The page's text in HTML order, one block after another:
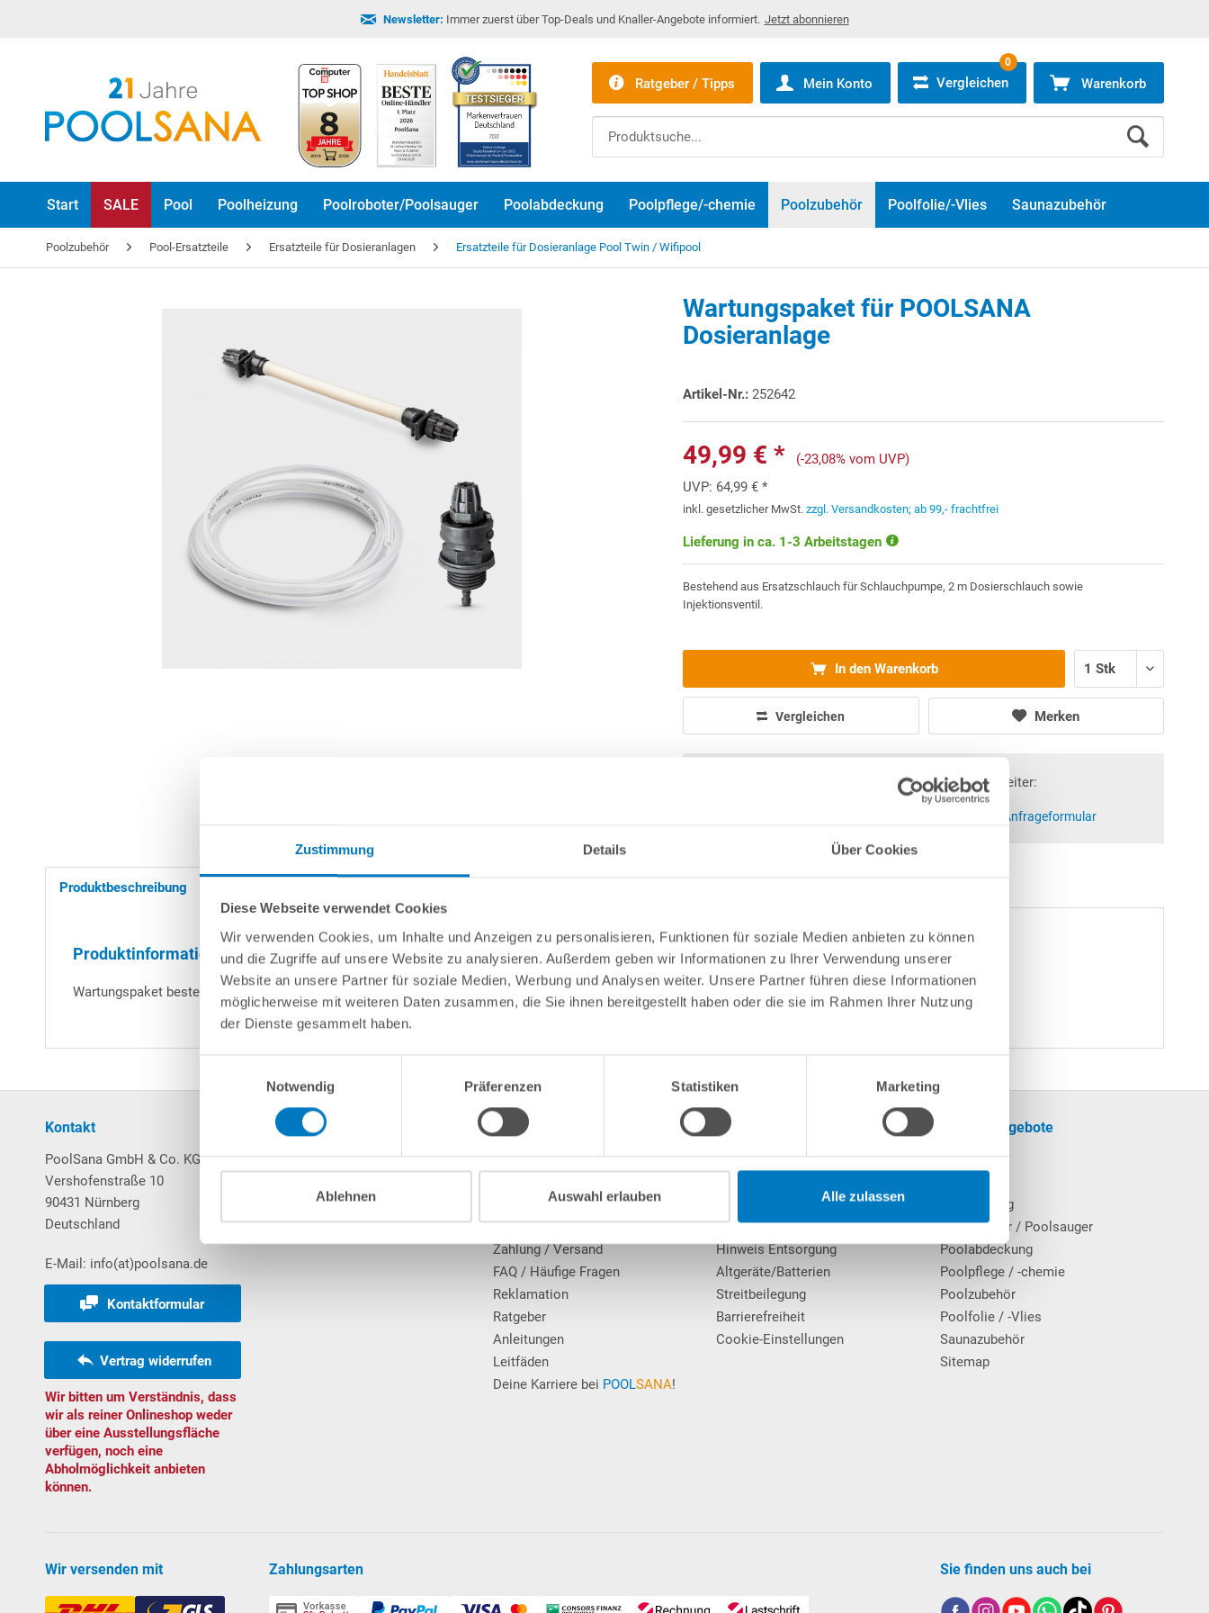
Zustimmung Details Über Cookies
Diese Webseite verwendet Cookies
Wir verwenden Cookies, um Inhalte und Anzeigen zu personalisieren, Funktionen für soziale Medien anbieten zu können
und die Zugriffe auf unsere Website zu analysieren. Außerdem geben wir Informationen zu Ihrer Verwendung unserer
Website an unsere Partner für soziale Medien, Werbung und Analysen weiter. Unsere Partner führen diese Informationen
möglicherweise mit weiteren Daten zusammen, die Sie ihnen bereitgestellt haben oder die sie im Rahmen Ihrer Nutzung
der Dienste gesammelt haben.
Notwendig
Präferenzen Statistiken Marketing
Ablehnen Auswahl erlauben Alle zulassen
Newsletter: Immer zuerst über Top-Deals und Knaller-Angebote informiert. Jetzt abonnieren
Ratgeber / Tipps Mein Konto Vergleichen
0
Warenkorb
Start SALE Pool Poolheizung Poolroboter/Poolsauger Poolabdeckung Poolpflege/-chemie Poolzubehör Poolfolie/-Vlies Saunazubehör
Poolzubehör Pool-Ersatzteile Ersatzteile für Dosieranlagen Ersatzteile für Dosieranlage Pool Twin / Wifipool
Wartungspaket für POOLSANA
Dosieranlage
Artikel-Nr.: 252642
49,99 € *
(-23,08% vom UVP)
UVP: 64,99 € *
inkl. gesetzlicher MwSt.zzgl. Versandkosten; ab 99,- frachtfrei
Lieferung in ca. 1-3 Arbeitstagen
Bestehend aus Ersatzschlauch für Schlauchpumpe, 2 m Dosierschlauch sowie
Injektionsventil.
In den Warenkorb
Vergleichen Merken
Fragen? Wir helfen Ihnen gerne weiter:
Anfrageformular
Produktbeschreibung
Produktinformationen "Wartungspaket für POOLSANA Dosieranlage"
Wartungspaket bestehend aus Ersatzschlauch für Schlauchpumpe, 2 m Dosierschlauch sowie Injektionsventil.
Kontakt
PoolSana GmbH & Co. KG
Vershofenstraße 10
90431 Nürnberg
Deutschland
E-Mail: info(at)poolsana.de
Kontaktformular
Vertrag widerrufen
Wir bitten um Verständnis, dass
wir als reiner Onlineshop weder
über eine Ausstellungsfläche
verfügen, noch eine
Abholmöglichkeit anbieten
können.
Mein Konto
Warenkorb
Bestellungen
Kundeninformationen
Das POOLSANA-Team
Erfahrungen unserer Kunden
Zahlung / Versand
FAQ / Häufige Fragen
Reklamation
Ratgeber
Anleitungen
Leitfäden
Deine Karriere bei POOLSANA!
Rechtliche Informationen
Datenschutz
Hinweis Entsorgung
Altgeräte/Batterien
Streitbeilegung
Barrierefreiheit
Cookie-Einstellungen
Unsere Angebote
Poolheizung
Poolroboter / Poolsauger
Poolabdeckung
Poolpflege / -chemie
Poolzubehör
Poolfolie / -Vlies
Saunazubehör
Sitemap
Wir versenden mit Zahlungsarten Sie finden uns auch bei